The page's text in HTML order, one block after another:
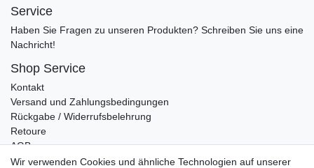
Service
Haben Sie Fragen zu unseren Produkten? Schreiben Sie uns eine
Nachricht!
Shop Service
Kontakt
Versand und Zahlungsbedingungen
Rückgabe / Widerrufsbelehrung
Retoure
AGB
Vertrag widerrufen
Wir verwenden Cookies und ähnliche Technologien auf unserer